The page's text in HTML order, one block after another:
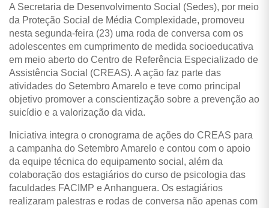
A Secretaria de Desenvolvimento Social (Sedes), por meio
da Proteção Social de Média Complexidade, promoveu
nesta segunda-feira (23) uma roda de conversa com os
adolescentes em cumprimento de medida socioeducativa
em meio aberto do Centro de Referência Especializado de
Assistência Social (CREAS). A ação faz parte das
atividades do Setembro Amarelo e teve como principal
objetivo promover a conscientização sobre a prevenção ao
suicídio e a valorização da vida.
Iniciativa integra o cronograma de ações do CREAS para
a campanha do Setembro Amarelo e contou com o apoio
da equipe técnica do equipamento social, além da
colaboração dos estagiários do curso de psicologia das
faculdades FACIMP e Anhanguera. Os estagiários
realizaram palestras e rodas de conversa não apenas com